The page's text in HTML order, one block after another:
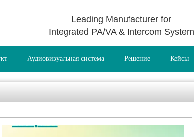
Leading Manufacturer for
Integrated PA/VA & Intercom System
Аудиовизуальная система Решение Кейсы